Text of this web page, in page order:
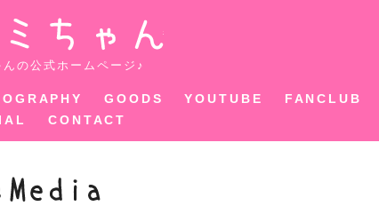
ハラミちゃん
の公式ホームページ♪
GOODS YOUTUBE FANCLUB
CONTACT